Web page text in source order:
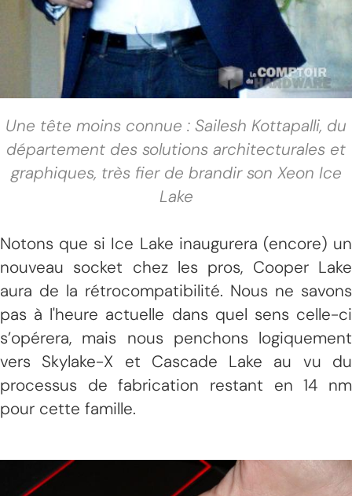
Une tête moins connue : Sailesh Kottapalli, du
département des solutions architecturales et
graphiques, très fier de brandir son Xeon Ice
Lake
Notons que si Ice Lake inaugurera (encore) un
nouveau socket chez les pros, Cooper Lake
aura de la rétrocompatibilité. Nous ne savons
pas à l'heure actuelle dans quel sens celle-ci
s’opérera, mais nous penchons logiquement
vers Skylake-X et Cascade Lake au vu du
processus de fabrication restant en 14 nm
pour cette famille.